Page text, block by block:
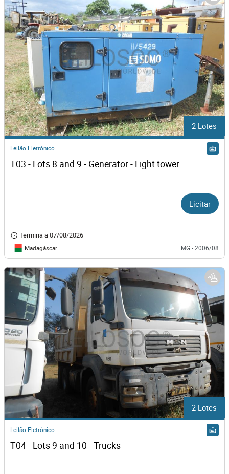
2 Lotes
Leilão Eletrónico
Licitar
Termina a07/08/2026
Madagáscar MG - 2006/08
2 Lotes
Leilão Eletrónico
T04 - Lots 9 and 10 - Trucks